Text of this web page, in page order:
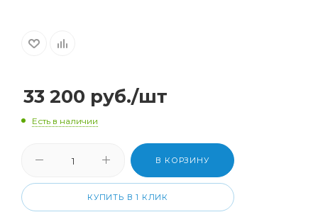
33 200 руб./шт
Есть в наличии
В КОРЗИНУ
КУПИТЬ В 1 КЛИК